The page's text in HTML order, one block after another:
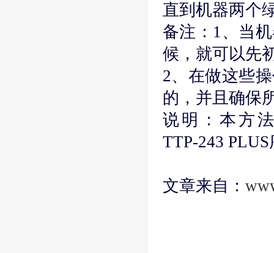
直到机器两个
备注：1、当
候，就可以先
2、在做这些
的，并且确保
说明：本方法
TTP-243
文章来自：